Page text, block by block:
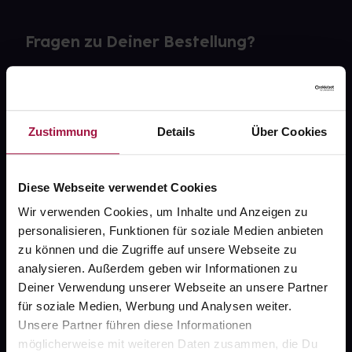
Zustimmung Details Über Cookies
Diese Webseite verwendet Cookies
Wir verwenden Cookies, um Inhalte und Anzeigen zu
personalisieren, Funktionen für soziale Medien anbieten
zu können und die Zugriffe auf unsere Webseite zu
analysieren. Außerdem geben wir Informationen zu
Deiner Verwendung unserer Webseite an unsere Partner
für soziale Medien, Werbung und Analysen weiter.
Unsere Partner führen diese Informationen
möglicherweise mit weiteren Daten zusammen, die Du
Fragen zu Deiner Bestellung?
gesund.de
Über uns
Karriere
Newsletter